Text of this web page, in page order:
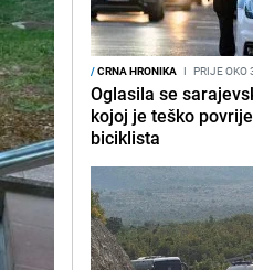
/CRNA HRONIKA I PRIJE OKO
Oglasila se
kojoj je teško
biciklista